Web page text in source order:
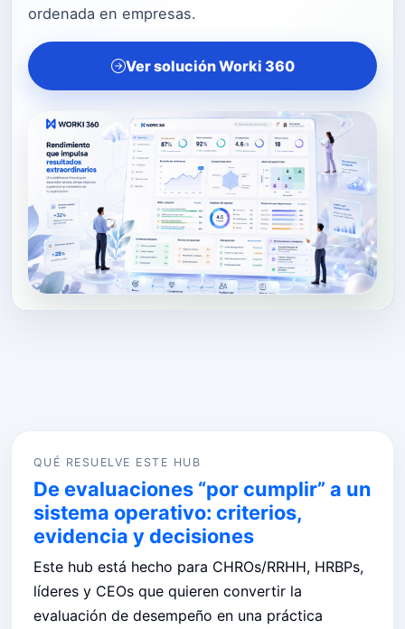
ordenada en empresas.
Ver solución Worki 360
QUÉ RESUELVE ESTE HUB
De evaluaciones “por cumplir” a un
sistema operativo: criterios,
evidencia y decisiones
Este hub está hecho para CHROs/RRHH, HRBPs,
líderes y CEOs que quieren convertir la
evaluación de desempeño en una práctica